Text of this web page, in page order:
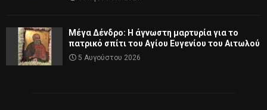
Μέγα Δένδρο: Η άγνωστη μαρτυρία για το
πατρικό σπίτι του Αγίου Ευγενίου του Αιτωλού
5 Αυγούστου 2026